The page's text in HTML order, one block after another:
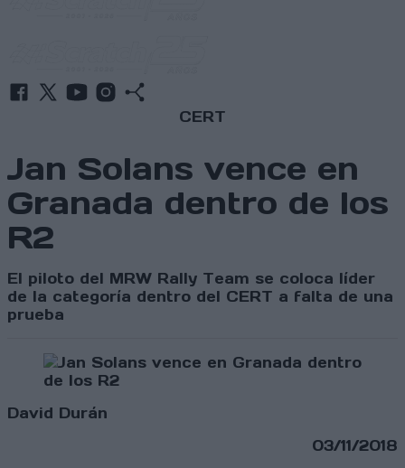
CERT
Jan Solans vence en
Granada dentro de los
R2
El piloto del MRW Rally Team se coloca líder
de la categoría dentro del CERT a falta de una
prueba
David Durán
03/11/2018